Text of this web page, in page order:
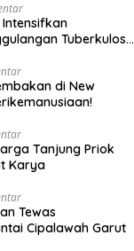
Tuberkulosis
di New
Tanjung Priok
Karya
Tewas
Cipalawah Garut